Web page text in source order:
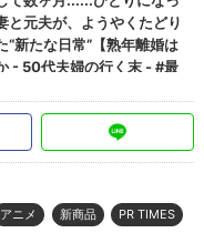
アニメ 新商品 PR TIMES